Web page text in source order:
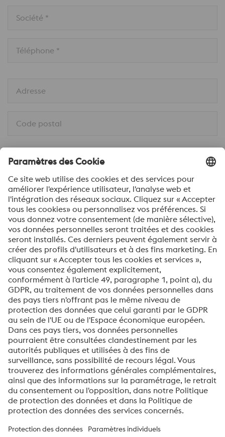
Société *
Téléphone *
Adresse
Code postal
Ville *
Pays *
Message *
Je souhaite m'inscrire à la newsletter de voestalpine
Envoyer
Vérification Anti-Robot
Clique ici pour vérifier
FriendlyCaptcha ⇗
Benelux